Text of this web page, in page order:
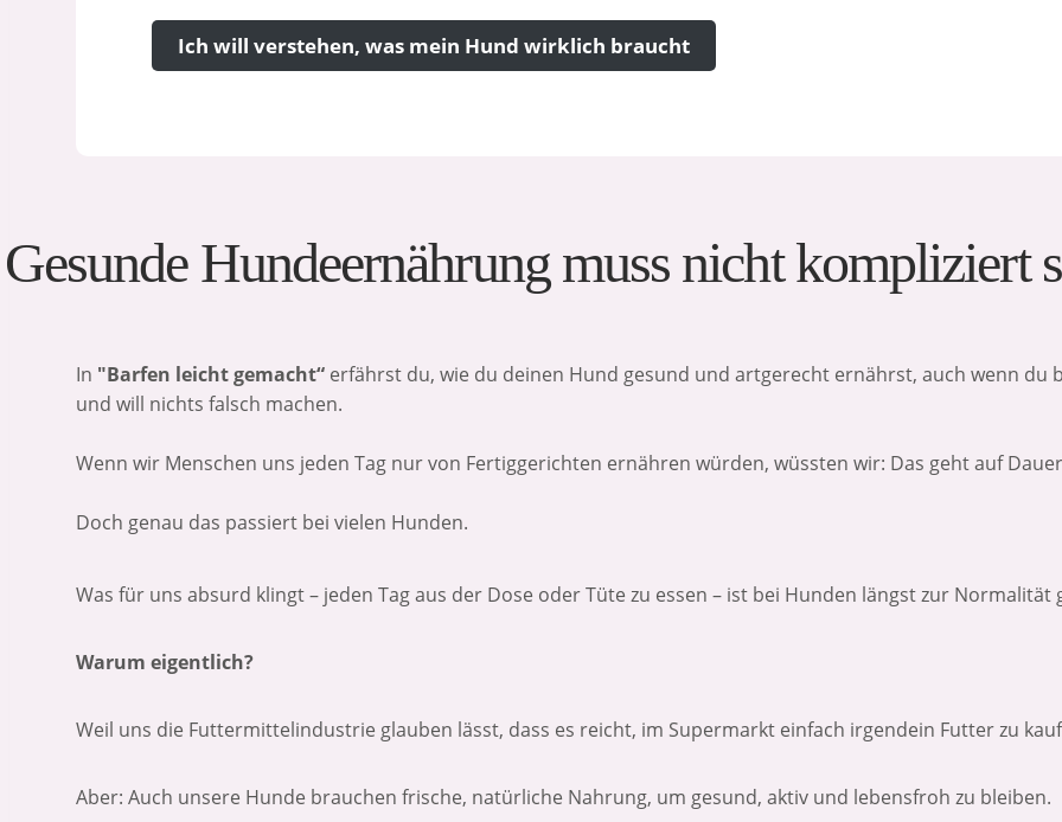
Ich will verstehen, was mein Hund wirklich braucht
Gesunde Hundeernährung muss nicht kompliziert
In "Barfen leicht gemacht“ erfährst du, wie du deinen Hund gesund und artgerecht ernährst, auch wenn du
und will nichts falsch machen.
Wenn wir Menschen uns jeden Tag nur von Fertiggerichten ernähren würden, wüssten wir: Das geht auf
Doch genau das passiert bei vielen Hunden.
Was für uns absurd klingt – jeden Tag aus der Dose oder Tüte zu essen – ist bei Hunden längst zur Normalität
Warum eigentlich?
Weil uns die Futtermittelindustrie glauben lässt, dass es reicht, im Supermarkt einfach irgendein Futter zu
Aber: Auch unsere Hunde brauchen frische, natürliche Nahrung, um gesund, aktiv und lebensfroh zu bleiben.